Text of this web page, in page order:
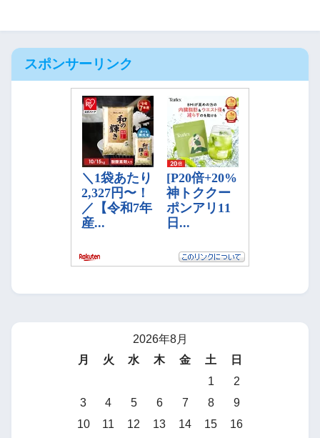
スポンサーリンク
2026年8月
月
火 水 木 金 土
日
1
2
3
4 5 6 7 8
9
10
11 12 13 14 15
16